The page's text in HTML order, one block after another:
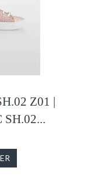
Z01 |
SH.02...